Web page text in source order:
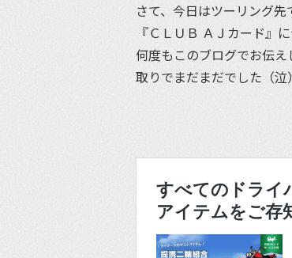
さて、今日はツーリング
『ＣＬＵＢ ＡＪカード』に
何度もこのブログでお伝
取りでまだまだでした（泣